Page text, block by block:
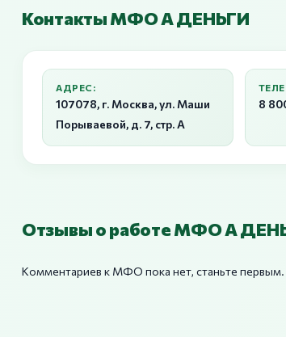
Контакты МФО А ДЕНЬГИ
АДРЕС:
107078, г. Москва, ул. Маши
Порываевой, д. 7, стр. А
8
Отзывы о работе МФО А
Комментариев к МФО пока нет, станьте первым.